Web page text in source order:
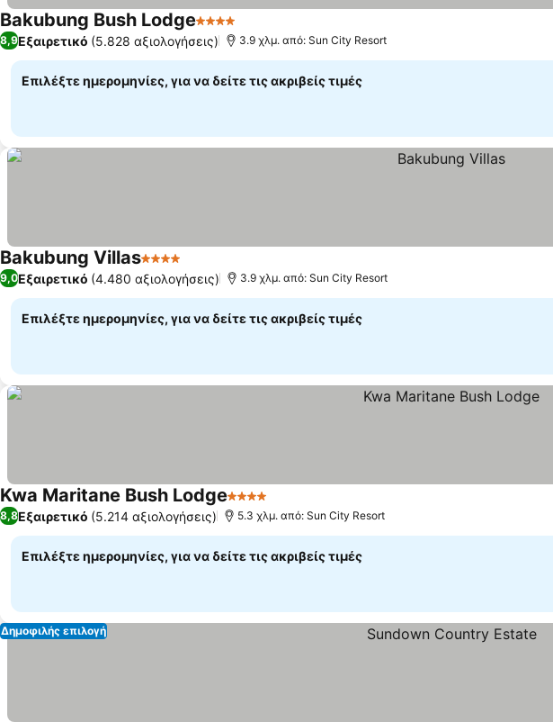
Bakubung Bush Lodge4 Αστέρια
8,9Εξαιρετικό (5.828 αξιολογήσεις) 3.9 χλμ. από: Sun City Resort
Επιλέξτε ημερομηνίες, για να δείτε τις ακριβείς τιμές
Bakubung Villas4 Αστέρια
9,0Εξαιρετικό (4.480 αξιολογήσεις) 3.9 χλμ. από: Sun City Resort
Επιλέξτε ημερομηνίες, για να δείτε τις ακριβείς τιμές
Kwa Maritane Bush Lodge4 Αστέρια
8,8Εξαιρετικό (5.214 αξιολογήσεις) 5.3 χλμ. από: Sun City Resort
Επιλέξτε ημερομηνίες, για να δείτε τις ακριβείς τιμές
Δημοφιλής επιλογή